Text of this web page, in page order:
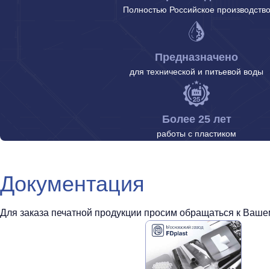
Полностью Российское производство
Предназначено
для технической и питьевой воды
Более 25 лет
работы с пластиком
Документация
Для заказа печатной продукции просим обращаться к